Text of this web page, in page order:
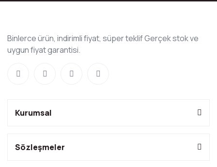
Binlerce ürün, indirimli fiyat, süper teklif Gerçek stok ve
uygun fiyat garantisi.
Kurumsal
Sözleşmeler